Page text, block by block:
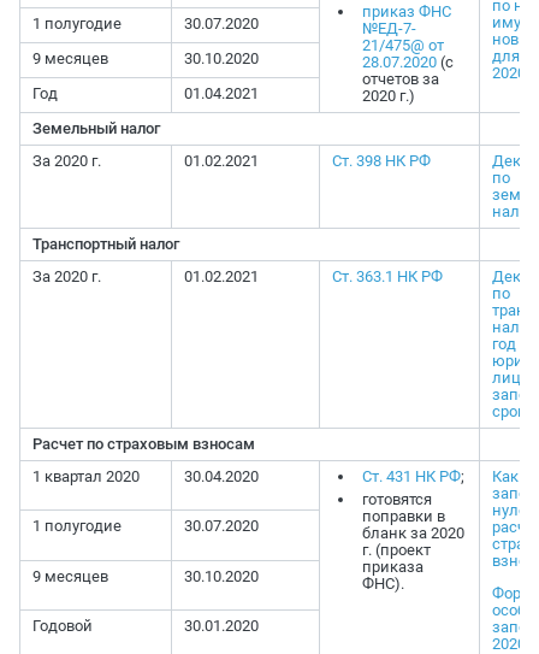
приказ ФНС
№ЕД-7-
21/475@ от
28.07.2020 (с
отчетов за
2020 г.)
по
для
2020
1 полугодие
30.07.2020
9 месяцев
30.10.2020
Год
01.04.2021
Земельный налог
За 2020 г.
01.02.2021 Ст. 398 НК РФ
по
Транспортный налог
За 2020 г.
01.02.2021 Ст. 363.1 НК РФ
по
год
лиц:
Расчет по страховым взносам
1 квартал 2020
30.04.2020 Ст. 431 НК РФ;
готовятся
поправки в
бланк за 2020
г. (проект
приказа
ФНС).
Как
2020
1 полугодие 30.07.2020
9 месяцев 30.10.2020
Годовой 30.01.2020